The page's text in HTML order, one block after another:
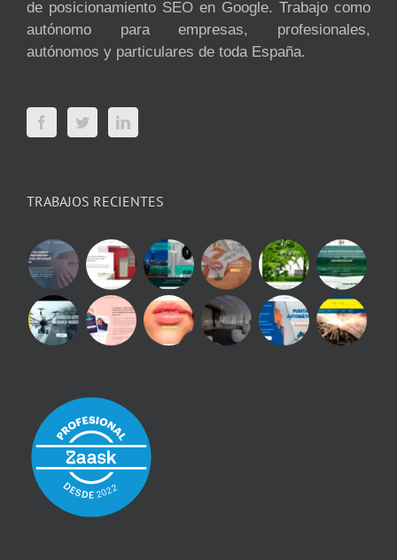
de posicionamiento SEO en Google. Trabajo como
autónomo para empresas, profesionales,
autónomos y particulares de toda España.
TRABAJOS RECIENTES